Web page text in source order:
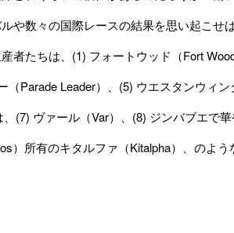
や数々の国際レースの結果を思い起こ
者たちは、(1) フォートウッド（Fort
（Parade Leader）、(5) ウエスタンウィ
、(7) ヴァール（Var）、(8) ジンバブエで
）所有のキタルファ（Kitalpha）、のよう